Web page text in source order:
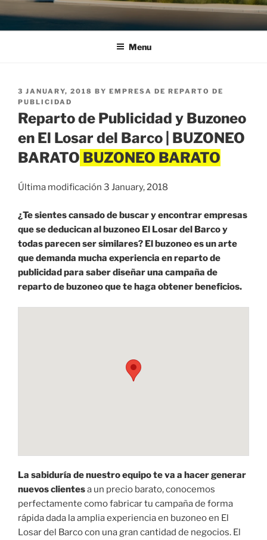
Menu
POSTED
ON
3 JANUARY, 2018 BY EMPRESA DE REPARTO DE
PUBLICIDAD
Reparto de Publicidad y Buzoneo
en El Losar del Barco | BUZONEO
BARATO
Última modificación 3 January, 2018
¿Te sientes cansado de buscar y encontrar empresas
que se deducican al buzoneo El Losar del Barco y
todas parecen ser similares? El buzoneo es un arte
que demanda mucha experiencia en reparto de
publicidad para saber diseñar una campaña de
reparto de buzoneo que te haga obtener beneficios.
La sabiduría de nuestro equipo te va a hacer generar
nuevos clientesa un precio barato, conocemos
perfectamente como fabricar tu campaña de forma
rápida dada la amplia experiencia en buzoneo en El
Losar del Barco con una gran cantidad de negocios. El